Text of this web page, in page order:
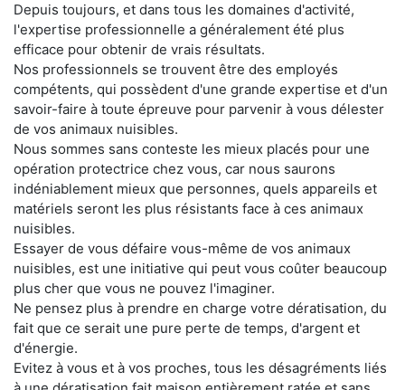
Depuis toujours, et dans tous les domaines d'activité,
l'expertise professionnelle a généralement été plus
efficace pour obtenir de vrais résultats.
Nos professionnels se trouvent être des employés
compétents, qui possèdent d'une grande expertise et d'un
savoir-faire à toute épreuve pour parvenir à vous délester
de vos animaux nuisibles.
Nous sommes sans conteste les mieux placés pour une
opération protectrice chez vous, car nous saurons
indéniablement mieux que personnes, quels appareils et
matériels seront les plus résistants face à ces animaux
nuisibles.
Essayer de vous défaire vous-même de vos animaux
nuisibles, est une initiative qui peut vous coûter beaucoup
plus cher que vous ne pouvez l'imaginer.
Ne pensez plus à prendre en charge votre dératisation, du
fait que ce serait une pure perte de temps, d'argent et
d'énergie.
Evitez à vous et à vos proches, tous les désagréments liés